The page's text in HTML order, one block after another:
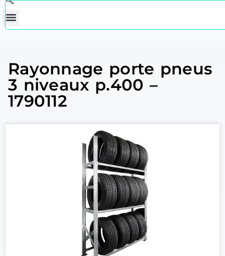
Rayonnage porte pneus
3 niveaux p.400 –
1790112